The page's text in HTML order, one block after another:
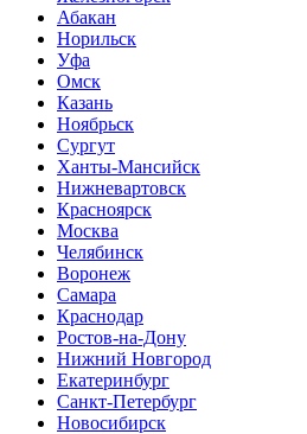
Абакан
Норильск
Уфа
Омск
Казань
Ноябрьск
Сургут
Ханты-Мансийск
Нижневартовск
Красноярск
Москва
Челябинск
Воронеж
Самара
Краснодар
Ростов-на-Дону
Нижний Новгород
Екатеринбург
Санкт-Петербург
Новосибирск